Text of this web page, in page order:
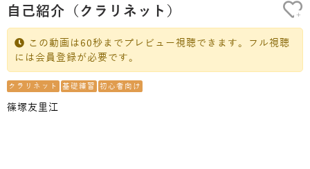
自己紹介（クラリネット）
この動画は60秒までプレビュー視聴できます。フル視聴
には会員登録が必要です。
クラリネット 基礎練習 初心者向け
篠塚友里江
+